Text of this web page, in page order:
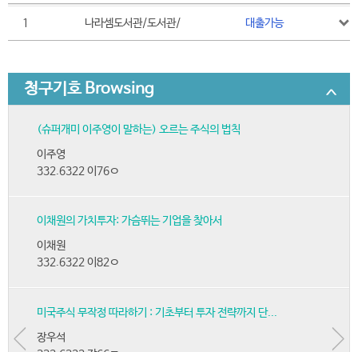
1 나라셈도서관/도서관/ 대출가능
청구기호 Browsing
(슈퍼개미 이주영이 말하는) 오르는 주식의 법칙
이주영
332.6322 이76ㅇ
이채원의 가치투자: 가슴뛰는 기업을 찾아서
이채원
332.6322 이82ㅇ
미국주식 무작정 따라하기 : 기초부터 투자 전략까지 단...
장우석